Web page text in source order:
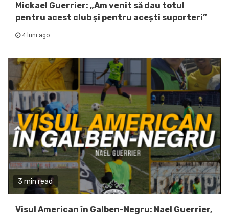
Mickael Guerrier: „Am venit să dau totul
pentru acest club și pentru acești suporteri”
4 luni ago
3 min read
Visul American în Galben-Negru: Nael Guerrier,